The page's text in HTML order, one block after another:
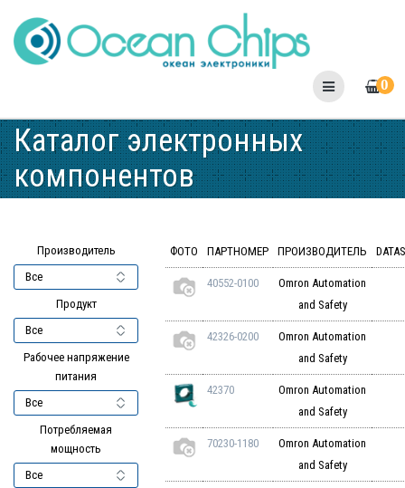
to
content
0
Каталог электронных
компонентов
Производитель
Продукт
Рабочее напряжение
питания
Потребляемая
мощность
ФОТО ПАРТНОМЕР ПРОИЗВОДИТЕЛЬ
40552-0100
Omron Automation
and Safety
42326-0200
Omron Automation
and Safety
42370
Omron Automation
and Safety
70230-1180
Omron Automation
and Safety